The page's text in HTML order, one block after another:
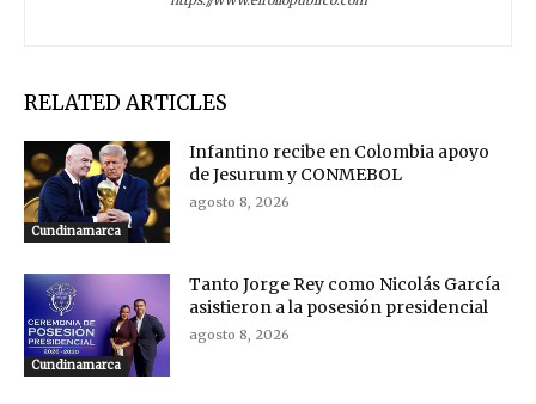
RELATED ARTICLES
Cundinamarca
Infantino recibe en Colombia apoyo
de Jesurum y CONMEBOL
agosto 8, 2026
Cundinamarca
Tanto Jorge Rey como Nicolás García
asistieron a la posesión presidencial
agosto 8, 2026